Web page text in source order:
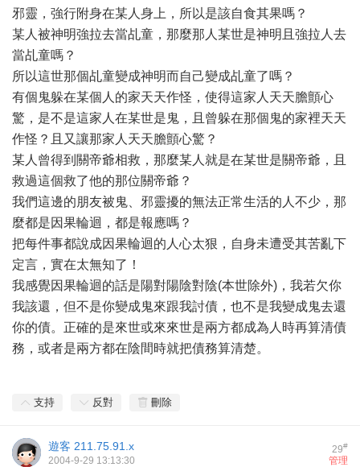
邪靈，強行附身在某人身上，所以是該自食其果嗎？
某人被神明強拉去當乩童，那麼那人某世是神明且強拉人去
當乩童嗎？
所以這世那個乩童變成神明而自己變成乩童了嗎？
有個鬼躲在某個人的家天天作怪，使得這家人天天膽顫心
驚，是不是這家人在某世是鬼，且曾躲在那個鬼的家裡天天
作怪？且又讓那家人天天膽顫心驚？
某人曾得到關帝爺相救，那麼某人就是在某世是關帝爺，且
救過這個救了他的那位關帝爺？
我們這邊的朋友被鬼、邪靈擾的無法正常生活的人不少，那
麼都是因果輪迴，都是報應嗎？
把每件事都說成因果輪迴的人心太狠，自身未遭受其苦亂下
定言，實在太無知了！
我感覺因果輪迴的話是陽對陽陰對陰(本世除外)，我若欠你
我該還，但不是你變成鬼來跟我討債，也不是我變成鬼去還
你的債。正確的是來世或來來世是兩方都成為人時再算清債
務，或者是兩方都在陰間時就把債務算清楚。
支持 反對 刪除
29#
遊客 211.75.91.x
管理
2004-9-29 13:13:30